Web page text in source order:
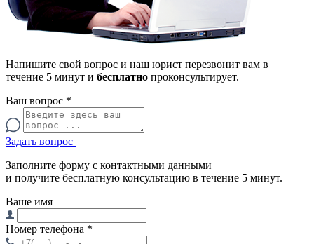
Напишите свой вопрос и наш юрист перезвонит вам в
течение 5 минут и бесплатно проконсультирует.
Ваш вопрос *
Задать вопрос
Заполните форму с контактными данными
и получите бесплатную консультацию в течение 5 минут.
Ваше имя
Номер телефона *